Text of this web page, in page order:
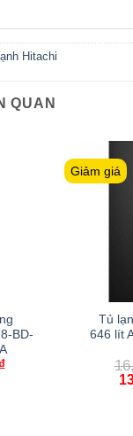
Hitachi
QUAN
BD-
₫
Giảm giá
Tủ
646 lít